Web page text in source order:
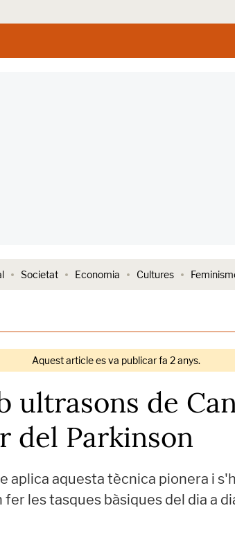
Societat Economia Cultures
Aquest article es va publicar fa 2 anys.
ultrasons de
del Parkinson
aplica aquesta tècnica pionera i
les tasques bàsiques del dia a